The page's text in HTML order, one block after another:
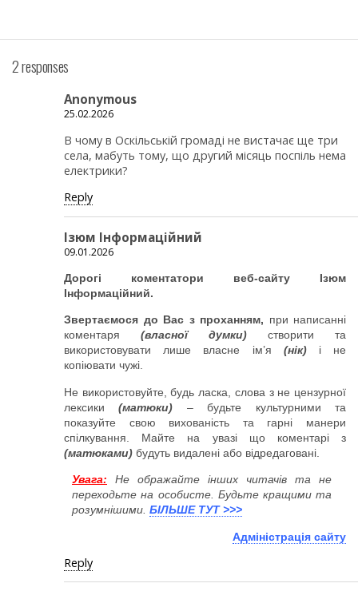
2 responses
Anonymous
25.02.2026
В чому в Оскільській громаді не вистачає ще три
села, мабуть тому, що другий місяць поспіль нема
електрики?
Reply
Ізюм Інформаційний
09.01.2026
Дорогі коментатори веб-сайту Ізюм
Інформаційний.
Звертаємося до Вас з проханням, при написанні
коментаря (власної думки) створити та
використовувати лише власне ім’я (нік)і не
копіювати чужі.
Не використовуйте, будь ласка, слова з не цензурної
лексики(матюки) – будьте культурними та
показуйте свою вихованість та гарні манери
спілкування. Майте на увазі що коментарі з
(матюками) будуть видалені або відредаговані.
Увага:
Не ображайте інших читачів та не
переходьте на особисте. Будьте кращими та
розумнішими. БІЛЬШЕ ТУТ >>>
Адміністрація сайту
Reply